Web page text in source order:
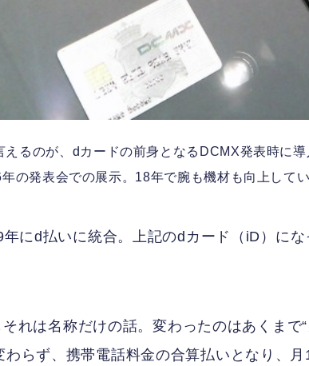
るのが、dカードの前身となるDCMX発表時に
の発表会での展示。18年で腕も機材も向上して
にd払いに統合。上記のdカード（iD）に
れは名称だけの話。変わったのはあくまで
らず、携帯電話料金の合算払いとなり、